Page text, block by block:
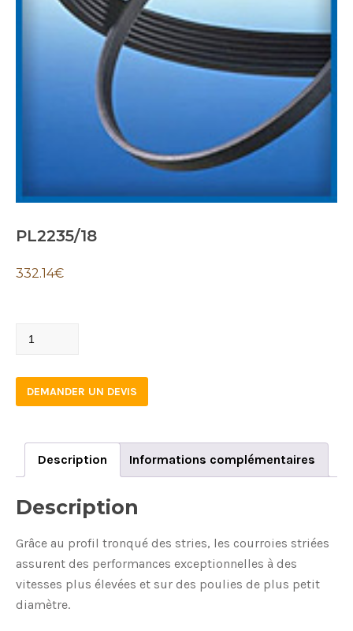
PL2235/18
332.14€
PL2235/18
DEMANDER UN DEVIS
Description Informations complémentaires
Description
Grâce au profil tronqué des stries, les courroies striées
assurent des performances exceptionnelles à des
vitesses plus élevées et sur des poulies de plus petit
diamètre.